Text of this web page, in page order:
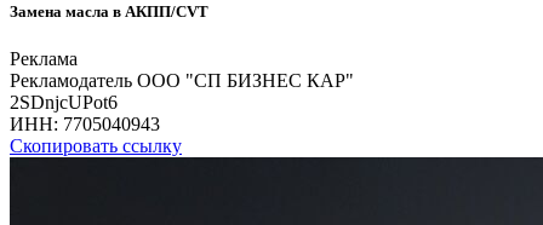
Замена масла в АКПП/CVT
Реклама
Рекламодатель ООО "СП БИЗНЕС КАР"
2SDnjcUPot6
ИНН: 7705040943
Скопировать ссылку